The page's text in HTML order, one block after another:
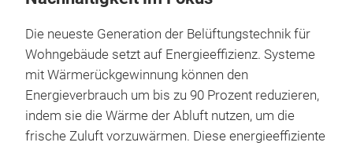
Die neueste Generation der Belüftungstechnik für
Wohngebäude setzt auf Energieeffizienz. Systeme
mit Wärmerückgewinnung können den
Energieverbrauch um bis zu 90 Prozent reduzieren,
indem sie die Wärme der Abluft nutzen, um die
frische Zuluft vorzuwärmen. Diese energieeffiziente